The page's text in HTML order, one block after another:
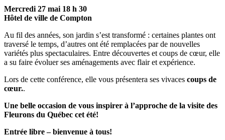
Mercredi 27 mai 18 h 30
Hôtel de ville de Compton
Au fil des années, son jardin s’est transformé : certaines plantes ont
traversé le temps, d’autres ont été remplacées par de nouvelles
variétés plus spectaculaires. Entre découvertes et coups de cœur, elle
a su faire évoluer ses aménagements avec flair et expérience.
Lors de cette conférence, elle vous présentera ses vivaces coups de
cœur..
Une belle occasion de vous inspirer à l’approche de la visite des
Fleurons du Québec cet été!
Entrée libre – bienvenue à tous!